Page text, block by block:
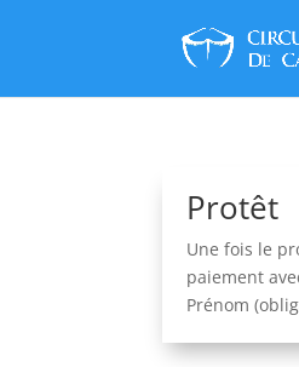
Protêt
Une fois le
paiement
Prénom